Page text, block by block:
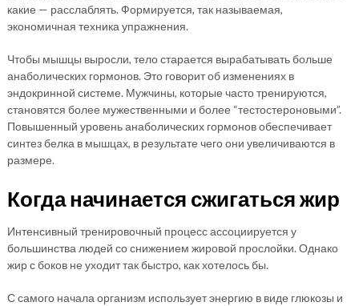
какие — расслаблять. Формируется, так называемая,
экономичная техника упражнения.
Чтобы мышцы выросли, тело старается вырабатывать больше
анаболических гормонов. Это говорит об изменениях в
эндокринной системе. Мужчины, которые часто тренируются,
становятся более мужественными и более “тестостероновыми”.
Повышенный уровень анаболических гормонов обеспечивает
синтез белка в мышцах, в результате чего они увеличиваются в
размере.
Когда начинается сжигаться жир
Интенсивный тренировочный процесс ассоциируется у
большинства людей со снижением жировой прослойки. Однако
жир с боков не уходит так быстро, как хотелось бы.
С самого начала организм использует энергию в виде глюкозы и